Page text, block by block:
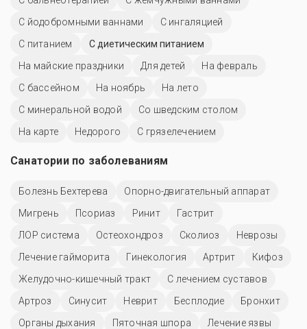
С йодобромными ваннами
С ингаляцией
С питанием
С диетическим питанием
На майские праздники
Для детей
На февраль
C бассейном
На ноябрь
На лето
С минеральной водой
Со шведским столом
На карте
Недорого С грязелечением
Санатории по заболеваниям
Болезнь Бехтерева
Опорно-двигательный аппарат
Мигрень
Псориаз Ринит
Гастрит
ЛОР система
Остеохондроз Сколиоз
Неврозы
Лечение гайморита
Гинекология Артрит
Кифоз
Желудочно-кишечный тракт
С лечением суставов
Артроз
Синусит Неврит Бесплодие
Бронхит
Органы дыхания
Пяточная шпора
Лечение язвы